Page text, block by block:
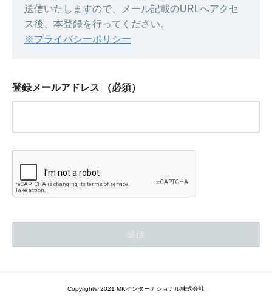
送信いたしますので、メール記載のURLへアクセ
ス後、本登録を行ってください。
※プライバシーポリシー
登録メールアドレス （必須）
Copyright© 2021 MKインターナショナル株式会社